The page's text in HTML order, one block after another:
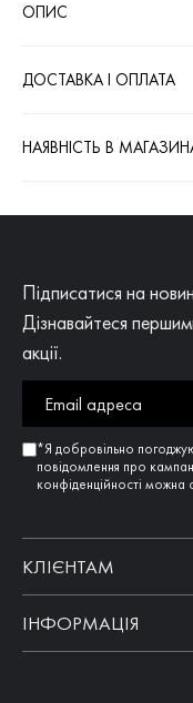
ОПИС
ДОСТАВКА І ОПЛАТА
НАЯВНІСТЬ В
Підписатися на
Дізнавайтеся
акції.
*Я добровільно
повідомлення про
конфіденційності
КЛІЄНТАМ
ІНФОРМАЦІЯ